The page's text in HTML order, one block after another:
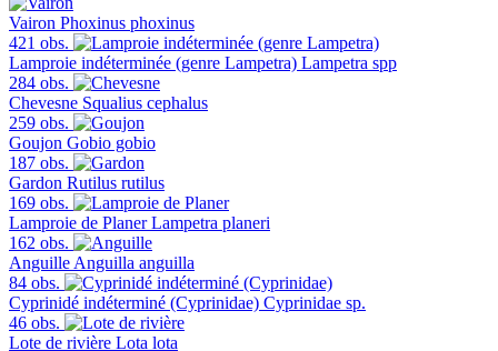
Vairon Phoxinus phoxinus
421 obs.
Lamproie indéterminée (genre Lampetra) Lampetra spp
284 obs.
Chevesne Squalius cephalus
259 obs.
Goujon Gobio gobio
187 obs.
Gardon Rutilus rutilus
169 obs.
Lamproie de Planer Lampetra planeri
162 obs.
Anguille Anguilla anguilla
84 obs.
Cyprinidé indéterminé (Cyprinidae) Cyprinidae sp.
46 obs.
Lote de rivière Lota lota